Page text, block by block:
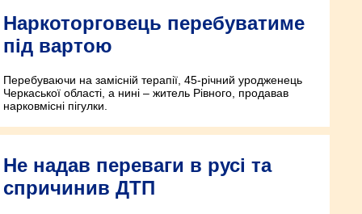
Наркоторговець перебуватиме
під вартою
Перебуваючи на замісній терапії, 45-річний уродженець
Черкаської області, а нині – житель Рівного, продавав
нарковмісні пігулки.
Не надав переваги в русі та
спричинив ДТП